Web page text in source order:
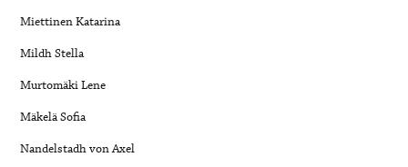
Miettinen Katarina
Mildh Stella
Murtomäki Lene
Mäkelä Sofia
Nandelstadh von Axel